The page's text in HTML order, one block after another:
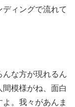
ィングで流れて
んな方が現れるん
模様がね、面白
。我々があんま